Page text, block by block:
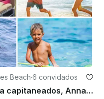
Beach·6 convidados
Bancos de areia capitaneados, Anna Maria Family Fun, de peixes judeus a apenas para adultos, chave de passagem